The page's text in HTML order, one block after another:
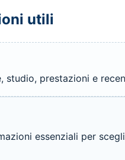
utili
studio, prestazioni e
essenziali per